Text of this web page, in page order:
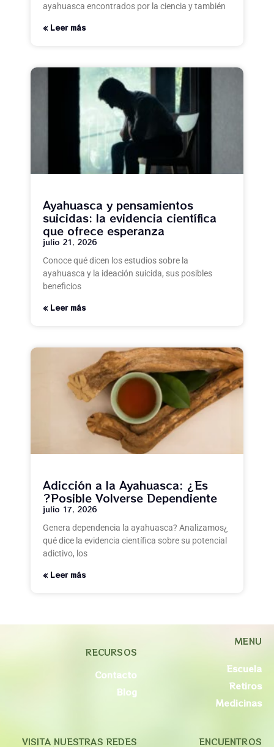
ayahuasca encontrados por la ciencia y también
Leer más »
Ayahuasca y pensamientos
suicidas: la evidencia científica
que ofrece esperanza
julio 21, 2026
Conoce qué dicen los estudios sobre la
ayahuasca y la ideación suicida, sus posibles
beneficios
Leer más »
Adicción a la Ayahuasca: ¿Es
Posible Volverse Dependiente?
julio 17, 2026
¿Genera dependencia la ayahuasca? Analizamos
qué dice la evidencia científica sobre su potencial
adictivo, los
Leer más »
MENU
Escuela
Retiros
Medicinas
RECURSOS
Contacto
Blog
ENCUENTROS
VISITA NUESTRAS REDES